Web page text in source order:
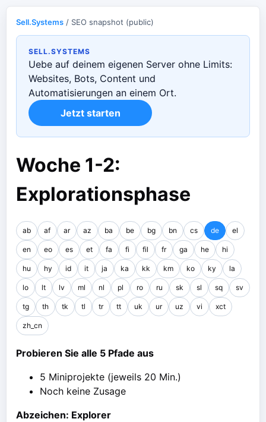
Sell.Systems / SEO snapshot (public)
SELL.SYSTEMS
Uebe auf deinem eigenen Server ohne Limits:
Websites, Bots, Content und
Automatisierungen an einem Ort.
Jetzt starten
Woche 1-2:
Explorationsphase
ab af ar az ba be bg bn cs de el
en eo es et fa fi fil fr ga he hi
hu hy id it ja ka kk km ko ky la
lo lt lv ml nl pl ro ru sk sl sq sv
tg th tk tl tr tt uk ur uz vi xct
zh_cn
Probieren Sie alle 5 Pfade aus
5 Miniprojekte (jeweils 20 Min.)
Noch keine Zusage
Abzeichen: Explorer